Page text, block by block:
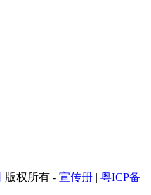
版权所有 - 宣传册 | 粤ICP备